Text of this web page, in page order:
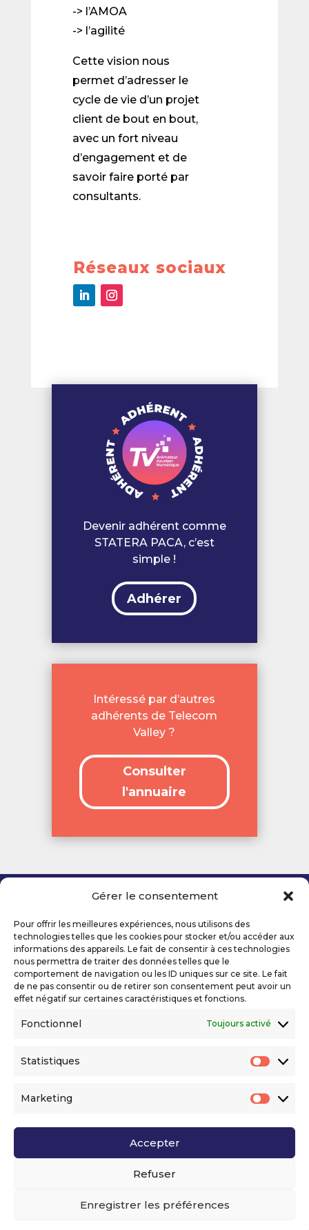
Gérer le consentement
Pour offrir les meilleures expériences, nous utilisons des
technologies telles que les cookies pour stocker et/ou accéder aux
informations des appareils. Le fait de consentir à ces technologies
nous permettra de traiter des données telles que le
comportement de navigation ou les ID uniques sur ce site. Le fait
de ne pas consentir ou de retirer son consentement peut avoir un
effet négatif sur certaines caractéristiques et fonctions.
Fonctionnel Toujours activé
Statistiques
Marketing
Accepter
Refuser
Enregistrer les préférences
-> l’AMOA
-> l’agilité
Cette vision nous
permet d’adresser le
cycle de vie d’un projet
client de bout en bout,
avec un fort niveau
d’engagement et de
savoir faire porté par
consultants.
Réseaux sociaux
Devenir adhérent comme
STATERA PACA, c’est
simple !
Adhérer
Intéressé par d’autres
adhérents de Telecom
Valley ?
Consulter
l'annuaire
Mentions légales
Politique de confidentialité
Déclaration d’accessibilité numérique
Ils nous soutiennent
Voir l’ensemble de nos partenaires